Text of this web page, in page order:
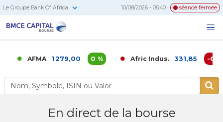
Le Groupe Bank Of Africa 10/08/2026 - 05:40 séance fermée
AFMA 1 279,00 0 % Afric Indus. 331,85 -0,02
En direct de la bourse